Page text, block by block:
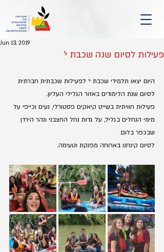
פעילות לסיום שנה שכבת י'
Jun 13, 2019
היום יצאו תלמידי שכבת י׳ לפעילות שכבתית חברתית
לסיום שנת הלימודים באזור הגלילי העליון.
פעילות חוויתית בשייט קיאקים פסטורלי, נעים וכייפי על
מימי הנחלים בגליל, על גדות נחל החצבני ונהר הירדן
שבכפר בלום.
לסיום קינחנו בארוחה מפנקת וטעימה.